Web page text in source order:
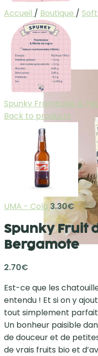
Accueil / Boutique /
Spunky Framboise &
Back to products
UMA - Cola 3.30€
Spunky Fruit
Bergamote
2.70€
Est-ce que les
entendu ! Et si on y
tout simplement
Un bonheur paisible
de douceur et de
de vrais fruits bio et